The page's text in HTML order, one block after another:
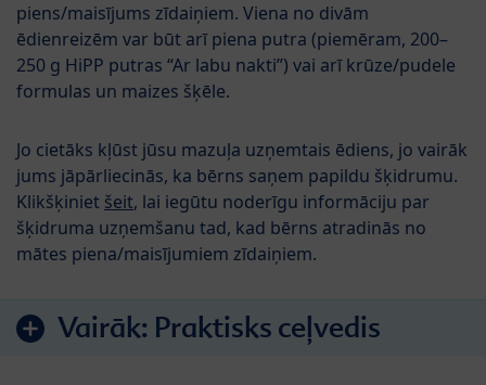
piens/maisījums zīdaiņiem. Viena no divām
ēdienreizēm var būt arī piena putra (piemēram, 200–
250 g HiPP putras “Ar labu nakti”) vai arī krūze/pudele
formulas un maizes šķēle.
Jo cietāks kļūst jūsu mazuļa uzņemtais ēdiens, jo vairāk
jums jāpārliecinās, ka bērns saņem papildu šķidrumu.
Klikšķiniet šeit, lai iegūtu noderīgu informāciju par
šķidruma uzņemšanu tad, kad bērns atradinās no
mātes piena/maisījumiem zīdaiņiem.
Vairāk: Praktisks ceļvedis